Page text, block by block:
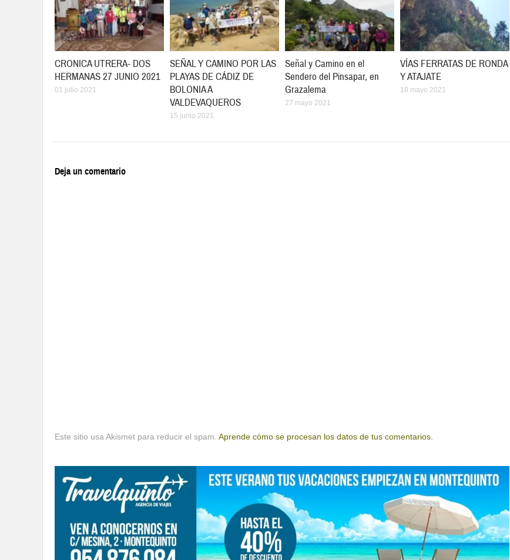
CRONICA UTRERA- DOS
HERMANAS 27 JUNIO 2021
01 julio 2021
SEÑAL Y CAMINO POR LAS
PLAYAS DE CÁDIZ DE
BOLONIA A
VALDEVAQUEROS
15 junio 2021
Señal y Camino en el
Sendero del Pinsapar, en
Grazalema
27 mayo 2021
VÍAS FERRATAS DE RONDA
Y ATAJATE
18 mayo 2021
Deja un comentario
Este sitio usa Akismet para reducir el spam. Aprende cómo se procesan los datos de tus comentarios.